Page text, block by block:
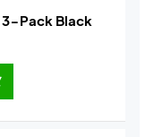
3-Pack Black